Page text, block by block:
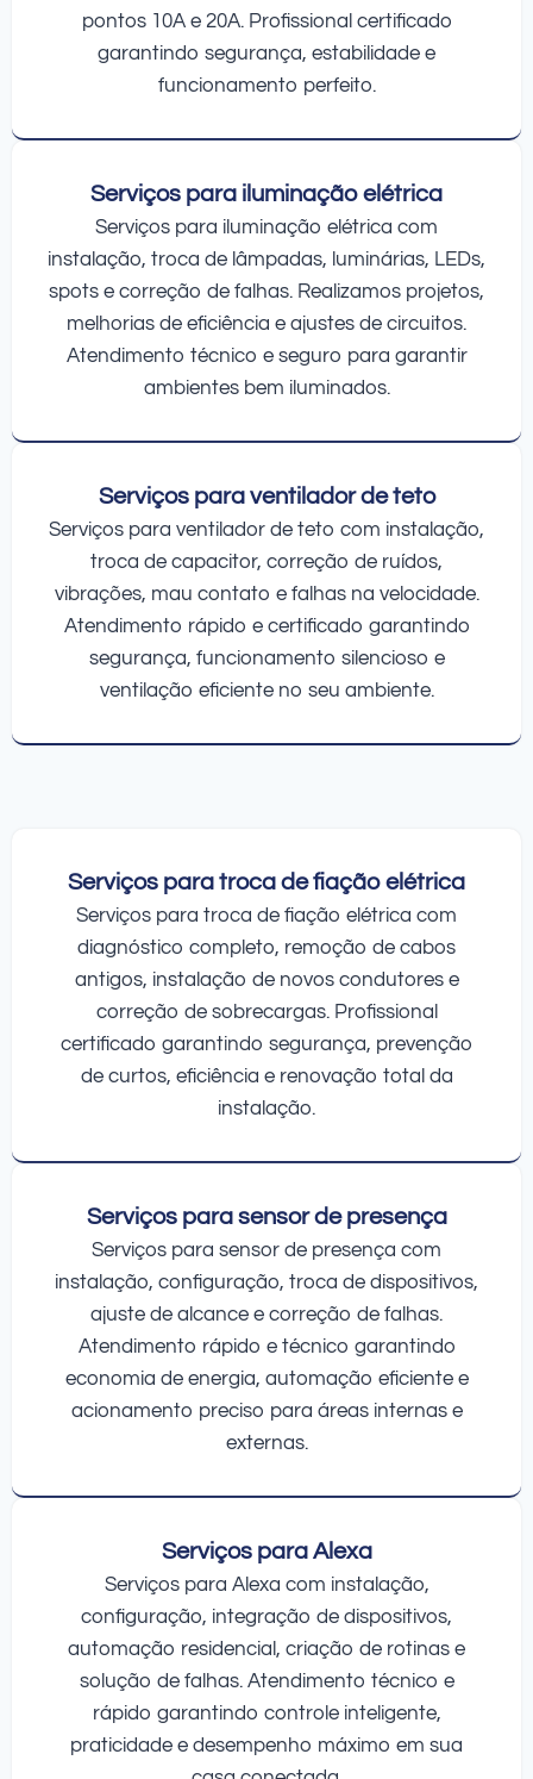
pontos 10A e 20A. Profissional certificado
garantindo segurança, estabilidade e
funcionamento perfeito.
Serviços para iluminação elétrica
Serviços para iluminação elétrica com
instalação, troca de lâmpadas, luminárias, LEDs,
spots e correção de falhas. Realizamos projetos,
melhorias de eficiência e ajustes de circuitos.
Atendimento técnico e seguro para garantir
ambientes bem iluminados.
Serviços para ventilador de teto
Serviços para ventilador de teto com instalação,
troca de capacitor, correção de ruídos,
vibrações, mau contato e falhas na velocidade.
Atendimento rápido e certificado garantindo
segurança, funcionamento silencioso e
ventilação eficiente no seu ambiente.
Serviços para troca de fiação elétrica
Serviços para troca de fiação elétrica com
diagnóstico completo, remoção de cabos
antigos, instalação de novos condutores e
correção de sobrecargas. Profissional
certificado garantindo segurança, prevenção
de curtos, eficiência e renovação total da
instalação.
Serviços para sensor de presença
Serviços para sensor de presença com
instalação, configuração, troca de dispositivos,
ajuste de alcance e correção de falhas.
Atendimento rápido e técnico garantindo
economia de energia, automação eficiente e
acionamento preciso para áreas internas e
externas.
Serviços para Alexa
Serviços para Alexa com instalação,
configuração, integração de dispositivos,
automação residencial, criação de rotinas e
solução de falhas. Atendimento técnico e
rápido garantindo controle inteligente,
praticidade e desempenho máximo em sua